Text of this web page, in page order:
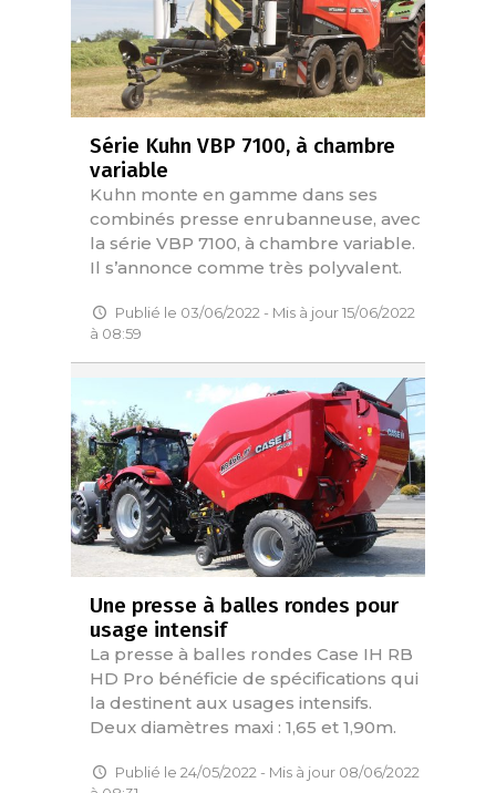
Série Kuhn VBP 7100, à chambre
variable
Kuhn monte en gamme dans ses
combinés presse enrubanneuse, avec
la série VBP 7100, à chambre variable.
Il s’annonce comme très polyvalent.
Publié le 03/06/2022 - Mis à jour 15/06/2022
à 08:59
Une presse à balles rondes pour
usage intensif
La presse à balles rondes Case IH RB
HD Pro bénéficie de spécifications qui
la destinent aux usages intensifs.
Deux diamètres maxi : 1,65 et 1,90m.
Publié le 24/05/2022 - Mis à jour 08/06/2022